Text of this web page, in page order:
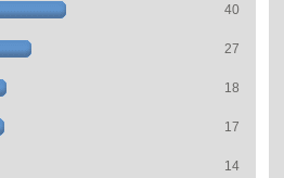
40
27
18
17
14